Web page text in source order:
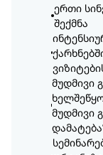
ერთი
შექმნა
მუდმივი
მუდმივი